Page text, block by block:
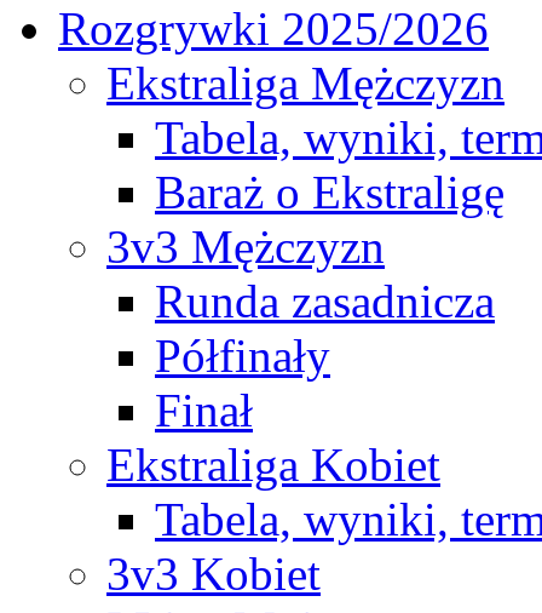
Rozgrywki 2025/2026
Ekstraliga Mężczyzn
Tabela, wyniki,
Baraż o Ekstraligę
3v3 Mężczyzn
Runda zasadnicza
Półfinały
Finał
Ekstraliga Kobiet
Tabela, wyniki,
3v3 Kobiet